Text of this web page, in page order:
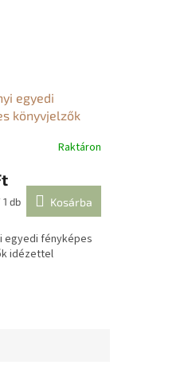
egyedi
könyvjelzők
Raktáron
db Kosárba
egyedi fényképes
idézettel